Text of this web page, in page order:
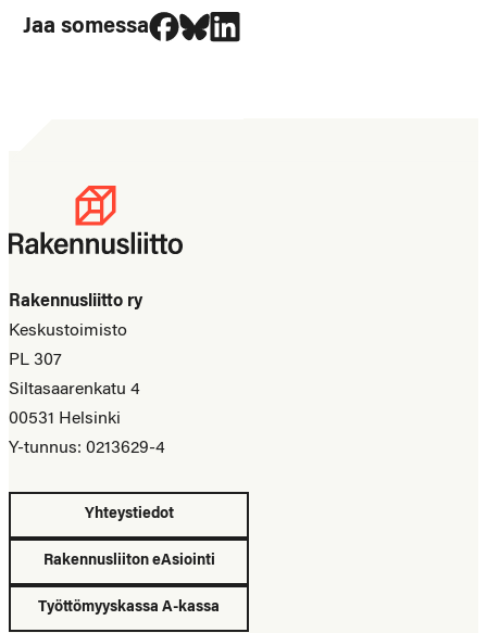
Jaa somessa
Jaa Facebookissa
Jaa Blueskyssa
Jaa LinkedIn:ssä
Rakennusliitto ry
Keskustoimisto
PL 307
Siltasaarenkatu 4
00531 Helsinki
Y-tunnus: 0213629-4
Yhteystiedot
Rakennusliiton eAsiointi
Työttömyyskassa A-kassa